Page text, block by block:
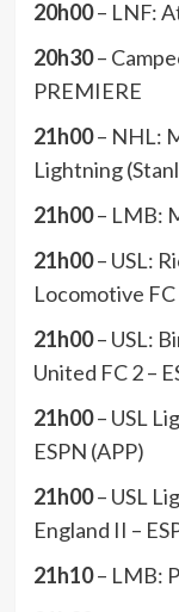
20h00– LNF:
20h30–
PREMIERE
21h00– NHL:
Lightning
21h00– LMB:
21h00– USL:
Locomotive FC
21h00– USL:
United FC 2 –
21h00– USL
ESPN (APP)
21h00– USL
England II –
21h10– LMB: